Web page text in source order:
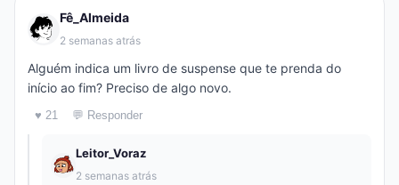
Fê_Almeida
2 semanas atrás
Alguém indica um livro de suspense que te prenda do
início ao fim? Preciso de algo novo.
♥ 21 💬 Responder
Leitor_Voraz
2 semanas atrás